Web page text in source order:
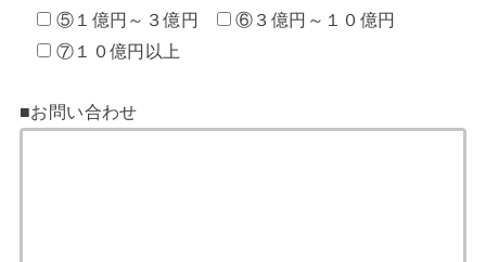
⑤１億円～３億円
⑥３億円～１０億円
⑦１０億円以上
■お問い合わせ